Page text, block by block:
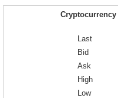
Cryptocurrency
Last
Bid
Ask
High
Low